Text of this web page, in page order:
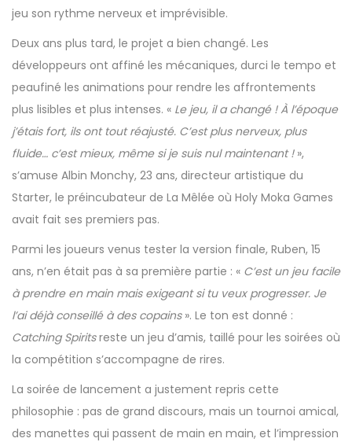
jeu son rythme nerveux et imprévisible.
Deux ans plus tard, le projet a bien changé. Les
développeurs ont affiné les mécaniques, durci le tempo et
peaufiné les animations pour rendre les affrontements
plus lisibles et plus intenses. « Le jeu, il a changé ! À l’époque
j’étais fort, ils ont tout réajusté. C’est plus nerveux, plus
fluide… c’est mieux, même si je suis nul maintenant !»,
s’amuse Albin Monchy, 23 ans, directeur artistique du
Starter, le préincubateur de La Mêlée où Holy Moka Games
avait fait ses premiers pas.
Parmi les joueurs venus tester la version finale, Ruben, 15
ans, n’en était pas à sa première partie : « C’est un jeu facile
à prendre en main mais exigeant si tu veux progresser. Je
l’ai déjà conseillé à des copains». Le ton est donné :
Catching Spiritsreste un jeu d’amis, taillé pour les soirées où
la compétition s’accompagne de rires.
La soirée de lancement a justement repris cette
philosophie : pas de grand discours, mais un tournoi amical,
des manettes qui passent de main en main, et l’impression